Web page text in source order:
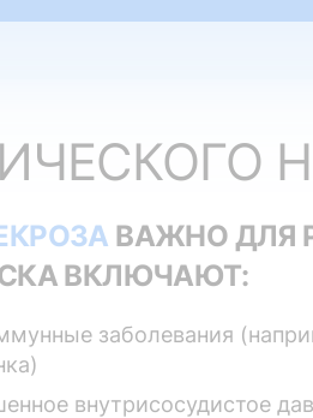
ВАЖНО ДЛЯ
ВКЛЮЧАЮТ:
заболевания
внутрисосудистое